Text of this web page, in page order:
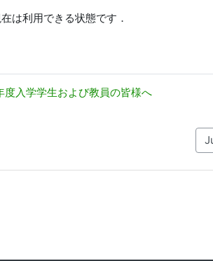
は利用できる状態です．
入学学生および教員の皆様へ